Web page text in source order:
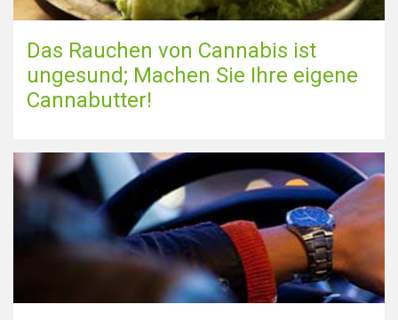
Das Rauchen von Cannabis ist
ungesund; Machen Sie Ihre eigene
Cannabutter!